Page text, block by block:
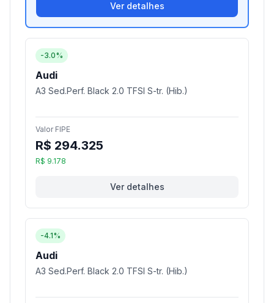
Ver detalhes
-3.0%
Audi
A3 Sed.Perf. Black 2.0 TFSI S-tr. (Hib.)
Valor FIPE
R$ 294.325
R$ 9.178
Ver detalhes
-4.1%
Audi
A3 Sed.Perf. Black 2.0 TFSI S-tr. (Hib.)